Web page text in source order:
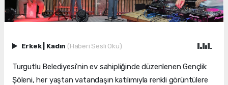
Erkek Kadın (Haberi Sesli Oku)
Turgutlu Belediyesi'nin ev sahipliğinde düzenlenen Gençlik
Şöleni, her yaştan vatandaşın katılımıyla renkli görüntülere